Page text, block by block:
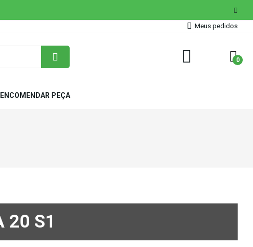
Meus pedidos
0
ENCOMENDAR PEÇA
20 S1